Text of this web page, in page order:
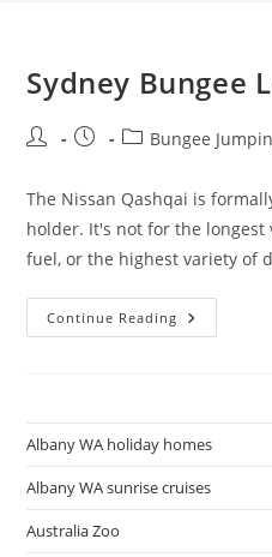
Sydney Bungee
Post
Post
PostBungee
The Nissan Qashqai is
holder. It's not for the
fuel, or the highest variety of
Continue Reading Sydney
Bungee
Albany WA holiday homes
Albany WA sunrise cruises
Australia Zoo